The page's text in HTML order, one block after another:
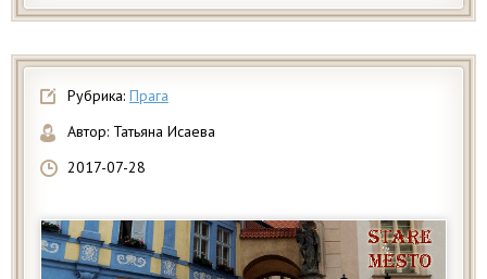
Рубрика: Прага
Автор: Татьяна Исаева
2017-07-28